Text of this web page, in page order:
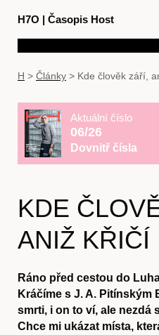
H7O | Časopis Host
H > Články > Kde člověk září,
Aktuální číslo
06/26
Dovnitř čísla
KDE
ANIŽ KŘIČÍ
Ráno před cestou do
Kráčíme s J. A. Pitínským
smrti, i on to ví, ale nezdá
Chce mi ukázat místa,